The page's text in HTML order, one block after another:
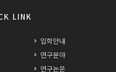
LINK
입학안내
연구분야
연구논문